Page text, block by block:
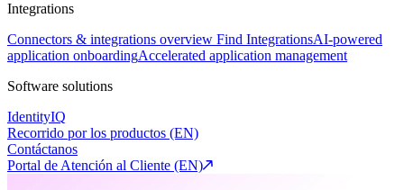
Integrations
Connectors & integrations overview Find IntegrationsAI-powered
application onboardingAccelerated application management
Software solutions
IdentityIQ
Recorrido por los productos (EN)
Contáctanos
Portal de Atención al Cliente (EN)